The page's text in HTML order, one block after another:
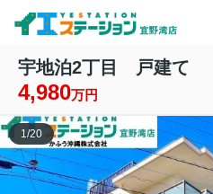
宇地泊2丁目 戸建て
4,980万円
1/20